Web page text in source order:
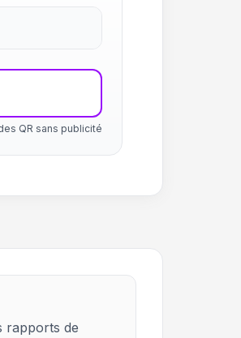
QR sans publicité
rapports de